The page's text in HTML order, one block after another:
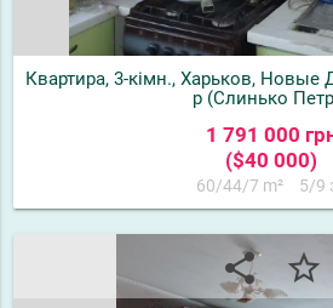
Квартира, 3-кімн., Харьков,
р (Слинько
1 791 000
($40 000)
60/44/7 m² 5/9
share star_border